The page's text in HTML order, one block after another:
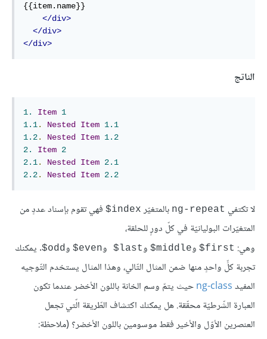
{{item.name}}
</div>
</div>
</div>
الناتج
1. Item 1
1.1. Nested Item 1.1
1.2. Nested Item 1.2
2.
Item 2
2.1. Nested Item 2.1
2.2. Nested Item 2.2
لا تكتفي ng-repeat بالمتغيّر index$
فهي تقوم بإسناد عددٍ من
المتغيّرات البوليانيّة في كلّ دورٍ للحلقة،
وهي: first$ وmiddle$ وlast$ وeven$ وodd$
. يمكنك
تجربة كلِّ واحدٍ منها ضمن المثال التّالي، وهذا المثال يستخدم التّوجيه
المفيدng-classحيث يتمّ وسم الخانة باللون الأخضر عندما تكون
العبارة الشّرطيّة محقّقة. هل يمكنك اكتشاف الطّريقة الّتي تجعل
العنصرين الأوّل والأخير فقط موسومين باللون الأخضر؟ (ملاحظة: